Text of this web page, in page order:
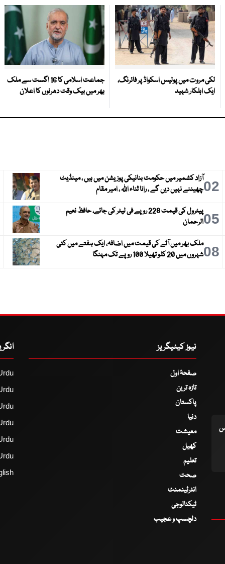
لکی مروت میں پولیس اسکواڈ پر فائرنگ،
ایک اہلکار شہید
جماعت اسلامی کا 16 اگست سے ملک
بھر میں بیک وقت دھرنوں کا اعلان
02آزاد کشمیر میں حکومت بنانیکی پوزیشن میں ہیں ، مینڈیٹ
چھیننے نہیں دیں گے ، رانا ثناء اللہ ، امیر مقام
05
پیٹرول کی قیمت 228 روپے فی لیٹر کی جائے، حافظ نعیم
الرحمان
08ملک بھر میں آٹے کی قیمت میں اضافہ، ایک ہفتے میں کئی
شہروں میں 20 کلو تھیلا 100 روپے تک مہنگا
نیوز کیٹیگریز
صفحۂ اول
تازہ ترین
پاکستان
دنیا
معیشت
کھیل
تعلیم
صحت
انٹرٹینمنٹ
ٹیکنالوجی
دلچسپ و عجیب